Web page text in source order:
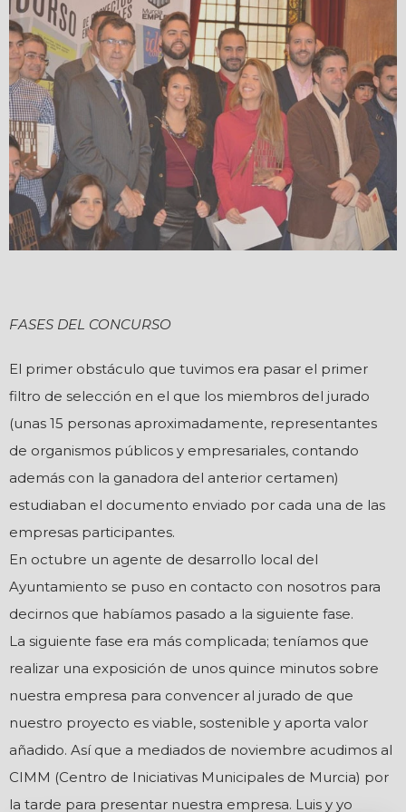
FASES DEL CONCURSO
El primer obstáculo que tuvimos era pasar el primer
filtro de selección en el que los miembros del jurado
(unas 15 personas aproximadamente, representantes
de organismos públicos y empresariales, contando
además con la ganadora del anterior certamen)
estudiaban el documento enviado por cada una de las
empresas participantes.
En octubre un agente de desarrollo local del
Ayuntamiento se puso en contacto con nosotros para
decirnos que habíamos pasado a la siguiente fase.
La siguiente fase era más complicada; teníamos que
realizar una exposición de unos quince minutos sobre
nuestra empresa para convencer al jurado de que
nuestro proyecto es viable, sostenible y aporta valor
añadido. Así que a mediados de noviembre acudimos al
CIMM (Centro de Iniciativas Municipales de Murcia) por
la tarde para presentar nuestra empresa. Luis y yo